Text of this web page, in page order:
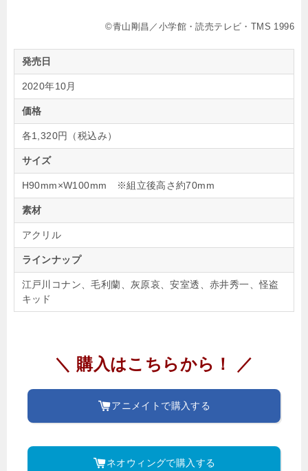
©青山剛昌／小学館・読売テレビ・TMS 1996
発売日
2020年10月
価格
各1,320円（税込み）
サイズ
H90mm×W100mm ※組立後高さ約70mm
素材
アクリル
ラインナップ
江戸川コナン、毛利蘭、灰原哀、安室透、赤井秀一、怪盗
キッド
＼ 購入はこちらから！ ／
アニメイトで購入する
ネオウィングで購入する